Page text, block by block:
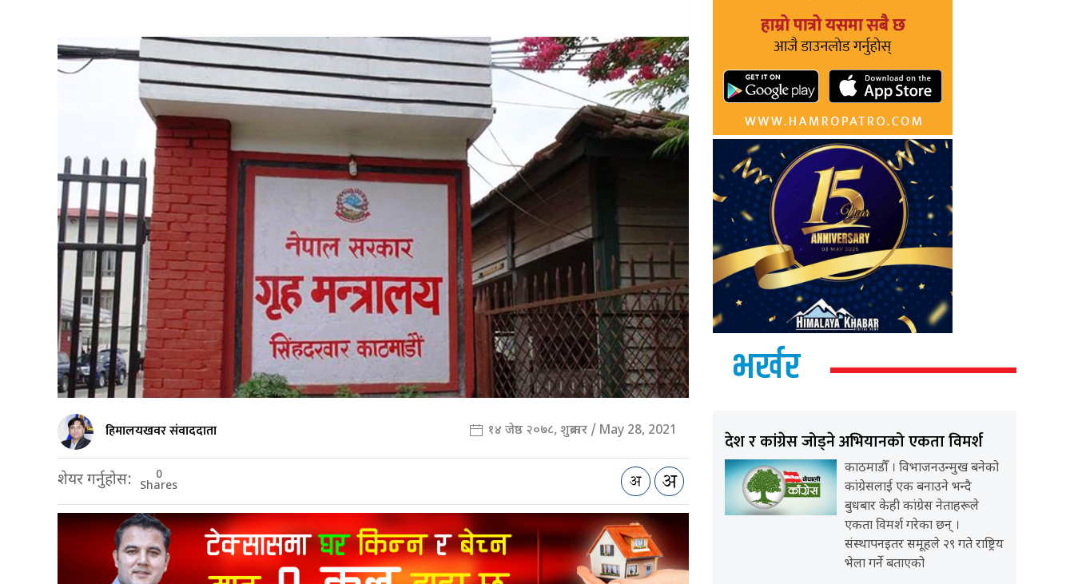
हिमालयखवर संवाददाता १४ जेष्ठ २०७८, शुक्रबार / May 28, 2021
शेयर गर्नुहोस: 0
Shares
भर्खर
देश र कांग्रेस जोड्ने अभियानको एकता विमर्श
काठमाडौँ । विभाजनउन्मुख बनेको
कांग्रेसलाई एक बनाउने भन्दै
बुधबार केही कांग्रेस नेताहरूले
एकता विमर्श गरेका छन् ।
संस्थापनइतर समूहले २९ गते राष्ट्रिय
भेला गर्ने बताएको